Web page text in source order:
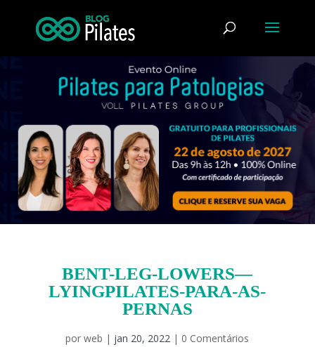
BENT-LEG-LOWERS—
LYINGPILATES-PARA-AS-
PERNAS
porweb | jan 20, 2022 | 0 Comentários